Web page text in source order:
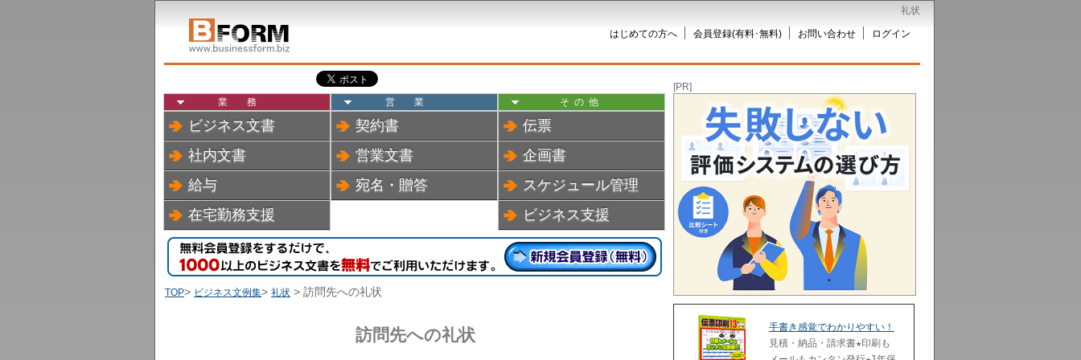
礼状
はじめての方へ 会員登録(有料･無料) お問い合わせ ログイン
業務
ビジネス文書
社内文書
給与
在宅勤務支援
営業
契約書
営業文書
宛名・贈答
その他
伝票
企画書
スケジュール管理
ビジネス支援
TOP> ビジネス文例集> 礼状 > 訪問先への礼状
訪問先への礼状
[PR]
手書き感覚でわかりやすい！
見積・納品・請求書★印刷も